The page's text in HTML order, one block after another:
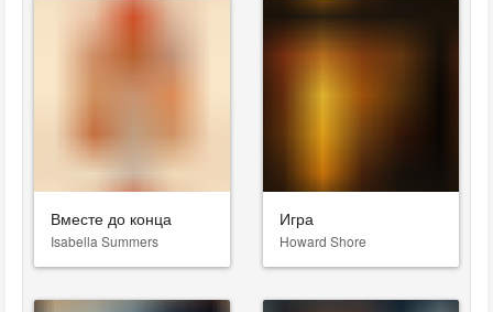
Вместе до конца
Isabella Summers
Игра
Howard Shore